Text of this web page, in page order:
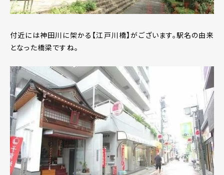
付近には神田川に架かる【江戸川橋】がございます。駅名の由来
となった橋梁ですね。